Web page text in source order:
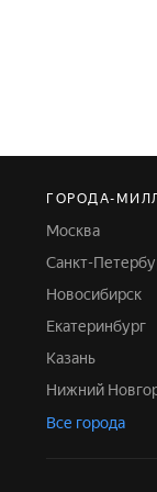
ГОРОДА-
Москва
Санкт-
Новосибирск
Екатеринбург
Казань
Нижний
Все города